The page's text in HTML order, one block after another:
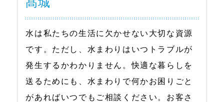
水は私たちの生活に欠かせない大切な資源
です。ただし、水まわりはいつトラブルが
発生するかわかりません。快適な暮らしを
送るためにも、水まわりで何かお困りごと
があればいつでもご相談ください。お客さ